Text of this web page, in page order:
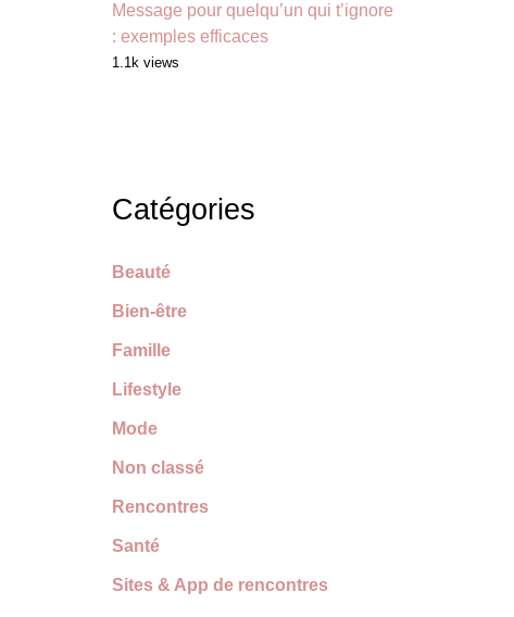
Message pour quelqu’un qui t’ignore
: exemples efficaces
1.1k views
Catégories
Beauté
Bien-être
Famille
Lifestyle
Mode
Non classé
Rencontres
Santé
Sites & App de rencontres